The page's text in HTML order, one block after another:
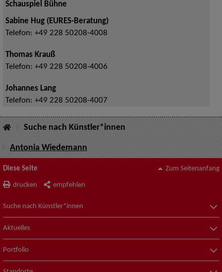
Schauspiel Bühne
Sabine Hug (EURES-Beratung)
Telefon: +49 228 50208-4008
Thomas Krauß
Telefon: +49 228 50208-4006
Johannes Lang
Telefon: +49 228 50208-4007
Suche nach Künstler*innen
Antonia Wiedemann
Diese Seite
drucken empfehlen
Zum Seitenanfang
Suche nach Künstler*innen
Aktuelles
Portfolio